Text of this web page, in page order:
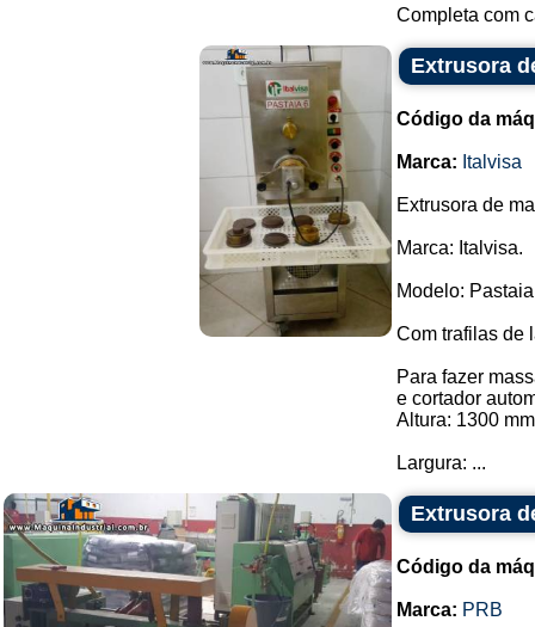
Completa com
Extrusora
Código da
Marca: Italvisa
Extrusora de
Marca: Italvisa.
Modelo:
Com trafilas de
Para fazer
e cortador
Altura: 1300
Largura: ...
Extrusora
Código da
Marca: PRB